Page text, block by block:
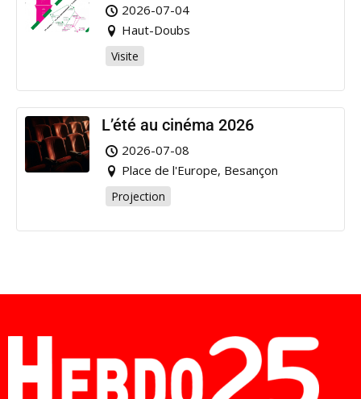
2026-07-04
Haut-Doubs
Visite
L’été au cinéma 2026
2026-07-08
Place de l'Europe, Besançon
Projection